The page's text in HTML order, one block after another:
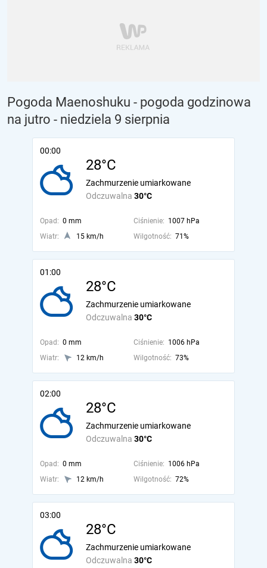
Pogoda Maenoshuku - pogoda godzinowa
na jutro - niedziela 9 sierpnia
00:00
28°C
Odczuwalna 30°C
Zachmurzenie umiarkowane
Opad: 0 mm Ciśnienie: 1007 hPa
Wiatr:
15 km/h Wilgotność: 71%
01:00
28°C
Odczuwalna 30°C
Zachmurzenie umiarkowane
Opad: 0 mm Ciśnienie: 1006 hPa
Wiatr:
12 km/h Wilgotność: 73%
02:00
28°C
Odczuwalna 30°C
Zachmurzenie umiarkowane
Opad: 0 mm Ciśnienie: 1006 hPa
Wiatr:
12 km/h Wilgotność: 72%
03:00
28°C
Odczuwalna 30°C
Zachmurzenie umiarkowane